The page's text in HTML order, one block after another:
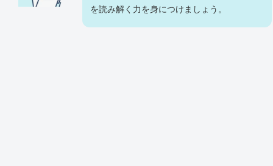
を読み解く力を身につけましょう。